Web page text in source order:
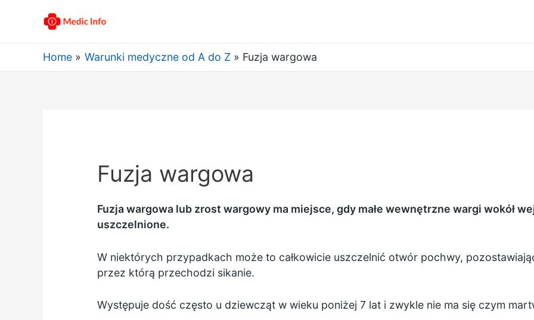
Home Warunki medyczne od A do Z Fuzja wargowa
Fuzja wargowa
Fuzja wargowa lub zrost wargowy ma miejsce, gdy małe wewnętrzne wargi wokół
uszczelnione.
W niektórych przypadkach może to całkowicie uszczelnić otwór pochwy,
przez którą przechodzi sikanie.
Występuje dość często u dziewcząt w wieku poniżej 7 lat i zwykle nie ma się czym